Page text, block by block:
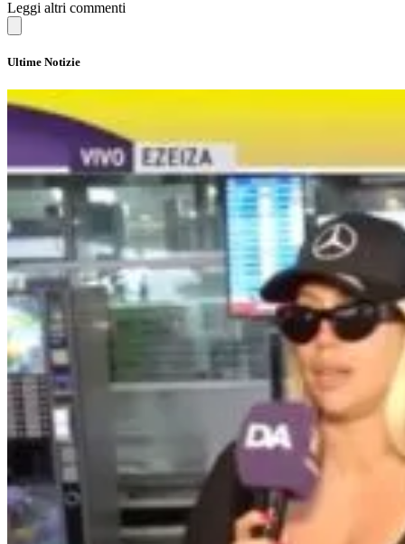
Leggi altri commenti
Ultime Notizie